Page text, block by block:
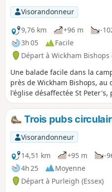
Visorandonneur
9,76 km
+96 m
-
3h 05
Facile
Départ à Wickham Bishops
Une balade facile dans la
près de Wickham Bishops, au
l'église désaffectée St Peter's,
sous le dernier viaduc
bois du pays, puis le long des
sinueuses de la rivière
retour traverse des bois et
superbes vues sur la
l'Essex. Cette balade peut se
toute saison, mais elle est
particulièrement agréable au
et en automne.
Trois pubs
Visorandonneur
14,51 km
+95 m
-
4h 25
Moyenne
Départ à Purleigh (Essex)